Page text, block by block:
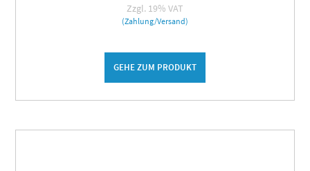
Zzgl. 19% VAT
(Zahlung/Versand)
GEHE ZUM PRODUKT